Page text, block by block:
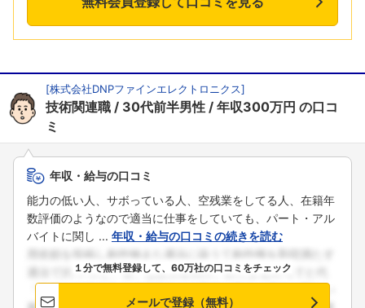
[株式会社DNPファインエレクトロニクス]
技術関連職 30代前半男性 年収300万円 の口コ
ミ
年収・給与の口コミ
能力の低い人、サボっている人、空残業をしてる人、在籍年
数評価のようなので適当に仕事をしていても、パート・アル
バイトに関し ... 年収・給与の口コミの続きを読む
１分で無料登録して、60万社の口コミをチェック
メールで登録（無料）